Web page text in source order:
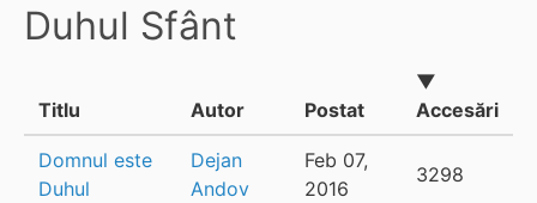
Duhul Sfânt
Titlu Autor Postat
▼
Accesări
Domnul este
Duhul
Dejan
Andov
Feb 07,
2016
3298